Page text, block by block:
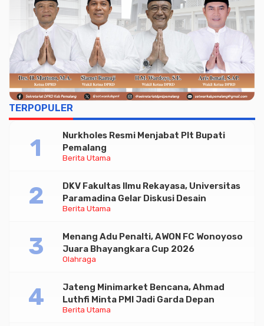
TERPOPULER
Berita Utama
Nurkholes Resmi Menjabat Plt Bupati
Pemalang
Berita Utama
DKV Fakultas Ilmu Rekayasa, Universitas
Paramadina Gelar Diskusi Desain
Olahraga
Menang Adu Penalti, AWON FC Wonoyoso
Juara Bhayangkara Cup 2026
Berita Utama
Jateng Minimarket Bencana, Ahmad
Luthfi Minta PMI Jadi Garda Depan